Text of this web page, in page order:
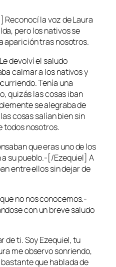
la voz de Laura
pero los nativos se
aparición tras nosotros.
devolví el saludo
calmar a los nativos y
Tenía una
quizás las cosas iban
se alegraba de
cosas salían bien sin
todos nosotros.
que eras uno de los
su pueblo.-[/Ezequiel] A
entre ellos sin dejar de
no nos conocemos.-
con un breve saludo
de ti. Soy Ezequiel, tu
me observo sonriendo,
que hablada de